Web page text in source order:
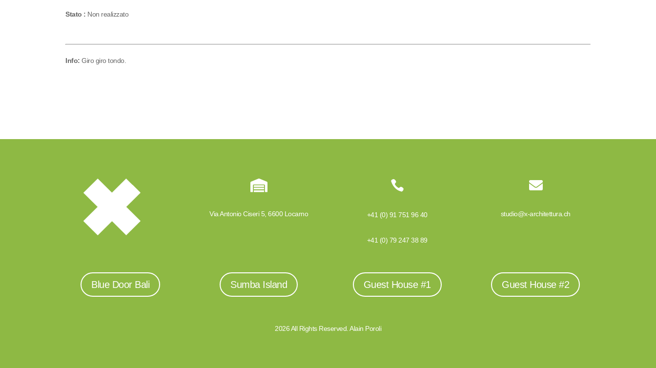
Stato : Non realizzato
Info: Giro giro tondo.

Via Antonio Ciseri 5, 6600 Locarno

+41 (0) 91 751 96 40
+41 (0) 79 247 38 89

studio@x-architettura.ch
Blue Door Bali Sumba Island Guest House #1 Guest House #2
2026 All Rights Reserved. Alain Poroli